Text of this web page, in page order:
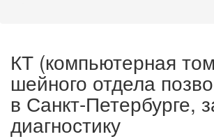
КТ (компьютерная
шейного отдела
в Санкт-Петербурге,
диагностику